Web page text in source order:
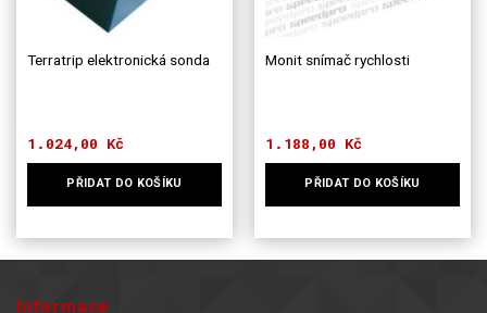
Terratrip elektronická sonda
1.024,00 Kč
PŘIDAT DO KOŠÍKU
Monit snímač rychlosti
1.188,00 Kč
PŘIDAT DO KOŠÍKU
Informace